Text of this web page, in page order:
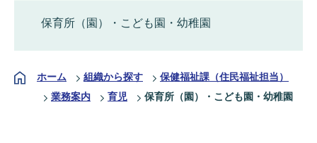
保育所（園）・こども園・幼稚園
ホーム 組織から探す
保健福祉課（住民福祉担当）
業務案内
育児 保育所（園）・こども園・幼稚園